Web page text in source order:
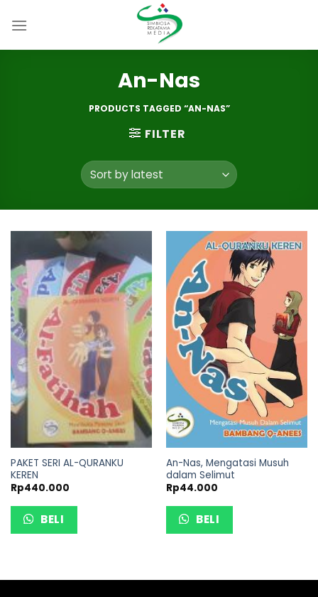
An-Nas
PRODUCTS TAGGED “AN-NAS”
FILTER
PAKET SERI AL-QURANKU
KEREN
Rp440.000
BELI
An-Nas, Mengatasi Musuh
dalam Selimut
Rp44.000
BELI